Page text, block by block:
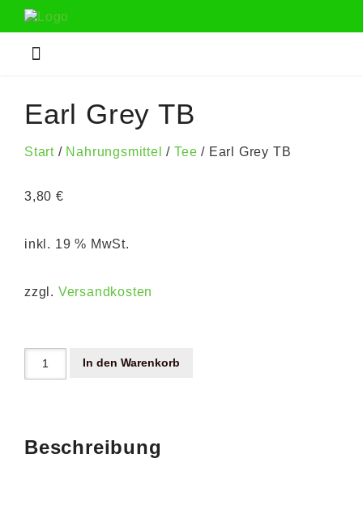
Earl Grey TB
Start / Nahrungsmittel /Tee / Earl Grey TB
3,80 €
inkl. 19 % MwSt.
zzgl. Versandkosten
In den Warenkorb
Beschreibung